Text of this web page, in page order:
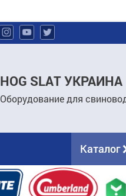
HOG SLAT УКРАИНА
Оборудование для
Каталог